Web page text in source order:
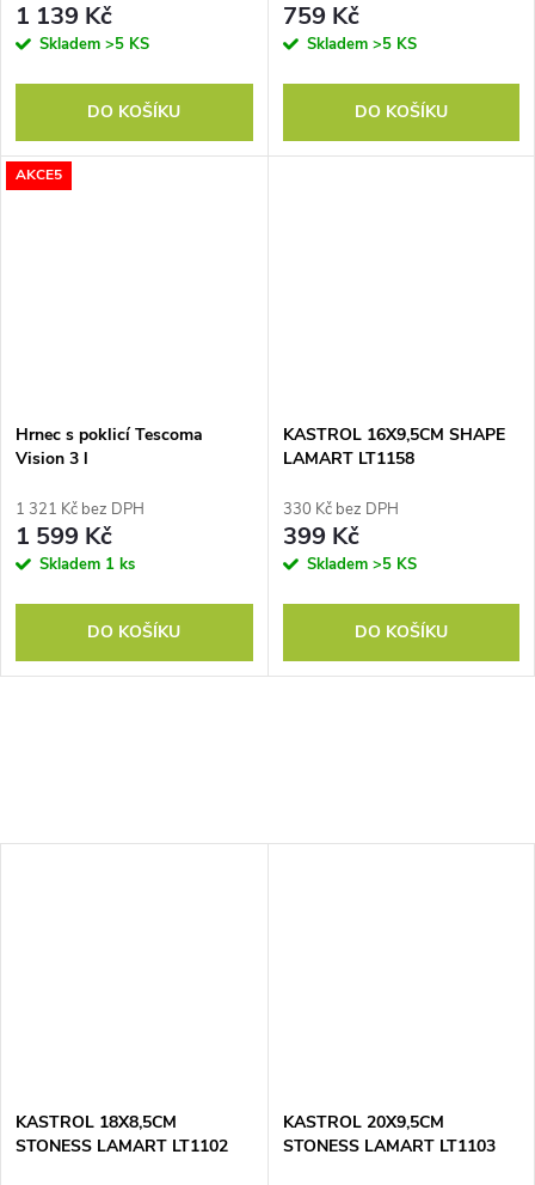
1 139 Kč
Skladem >5 KS
DO KOŠÍKU
759 Kč
Skladem >5 KS
DO KOŠÍKU
AKCE5
Hrnec s poklicí Tescoma
Vision 3 l
1 321 Kč bez DPH
1 599 Kč
Skladem 1 ks
DO KOŠÍKU
KASTROL 16X9,5CM SHAPE
LAMART LT1158
330 Kč bez DPH
399 Kč
Skladem >5 KS
DO KOŠÍKU
KASTROL 18X8,5CM
STONESS LAMART LT1102
KASTROL 20X9,5CM
STONESS LAMART LT1103